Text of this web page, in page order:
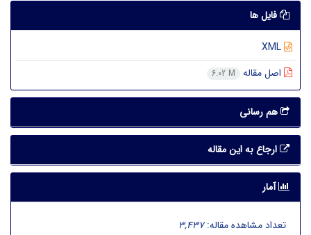
فایل ها
اصل مقاله
6.02 M
هم رسانی
ارجاع به این مقاله
آمار
تعداد مشاهده مقاله:3,437